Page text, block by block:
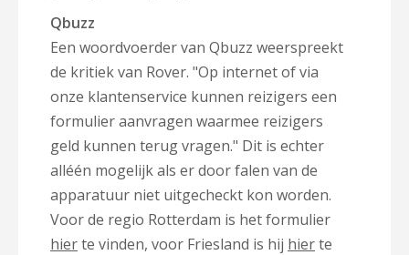
Qbuzz
Een woordvoerder van Qbuzz weerspreekt
de kritiek van Rover. "Op internet of via
onze klantenservice kunnen reizigers een
formulier aanvragen waarmee reizigers
geld kunnen terug vragen." Dit is echter
alléén mogelijk als er door falen van de
apparatuur niet uitgecheckt kon worden.
Voor de regio Rotterdam is het formulier
hierte vinden, voor Friesland is hij hierte